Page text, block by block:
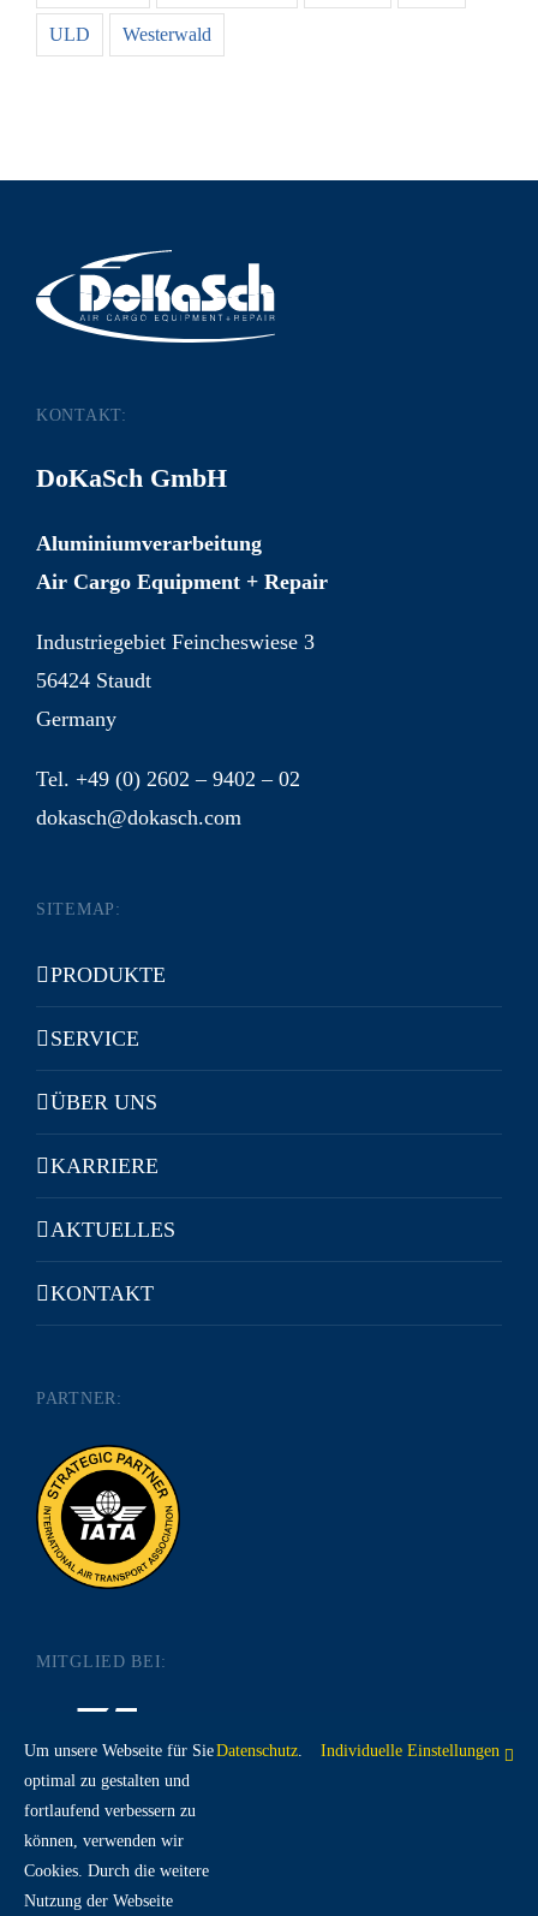
ULD Westerwald
KONTAKT:
DoKaSch GmbH
Aluminiumverarbeitung
Air Cargo Equipment + Repair
Industriegebiet Feincheswiese 3
56424 Staudt
Germany
Tel. +49 (0) 2602 – 9402 – 02
dokasch@dokasch.com
SITEMAP:
PRODUKTE
SERVICE
ÜBER UNS
KARRIERE
AKTUELLES
KONTAKT
PARTNER:
MITGLIED BEI:
RECHTLICHES:
Um unsere Webseite für Sie
optimal zu gestalten und
fortlaufend verbessern zu
können, verwenden wir
Cookies. Durch die weitere
Nutzung der Webseite
Datenschutz Individuelle Einstellungen